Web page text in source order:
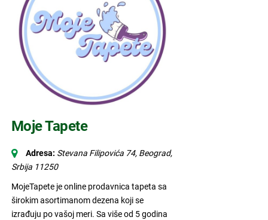
Moje Tapete
Adresa: Stevana Filipovića 74, Beograd,
Srbija 11250
MojeTapete je online prodavnica tapeta sa
širokim asortimanom dezena koji se
izrađuju po vašoj meri. Sa više od 5 godina